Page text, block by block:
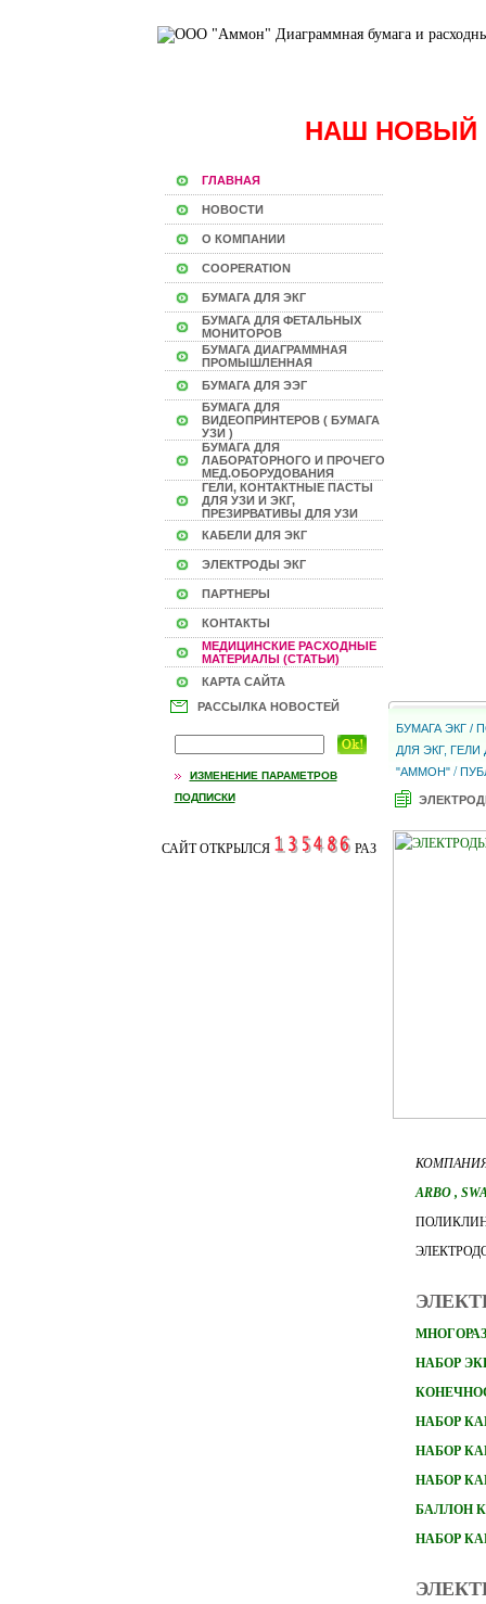
НАШ НОВЫЙ
ГЛАВНАЯ
НОВОСТИ
О КОМПАНИИ
COOPERATION
БУМАГА ДЛЯ ЭКГ
БУМАГА ДЛЯ ФЕТАЛЬНЫХ
МОНИТОРОВ
БУМАГА ДИАГРАММНАЯ
ПРОМЫШЛЕННАЯ
БУМАГА ДЛЯ ЭЭГ
БУМАГА ДЛЯ
ВИДЕОПРИНТЕРОВ ( БУМАГА
УЗИ )
БУМАГА ДЛЯ
ЛАБОРАТОРНОГО И ПРОЧЕГО
МЕД.ОБОРУДОВАНИЯ
ГЕЛИ, КОНТАКТНЫЕ ПАСТЫ
ДЛЯ УЗИ И ЭКГ,
ПРЕЗИРВАТИВЫ ДЛЯ УЗИ
КАБЕЛИ ДЛЯ ЭКГ
ЭЛЕКТРОДЫ ЭКГ
ПАРТНЕРЫ
КОНТАКТЫ
МЕДИЦИНСКИЕ РАСХОДНЫЕ
МАТЕРИАЛЫ (СТАТЬИ)
КАРТА САЙТА
РАССЫЛКА НОВОСТЕЙ
ИЗМЕНЕНИЕ ПАРАМЕТРОВ
ПОДПИСКИ
САЙТ ОТКРЫЛСЯ РАЗ
БУМАГА ЭКГ /
ДЛЯ ЭКГ,
"АММОН"/
ARBO ,
НАБОР
НАБОР
НАБОР
НАБОР
БАЛЛОН
НАБОР